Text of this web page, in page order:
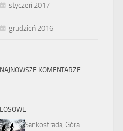
styczeń 2017
grudzień 2016
NAJNOWSZE KOMENTARZE
LOSOWE
Sankostrada, Góra